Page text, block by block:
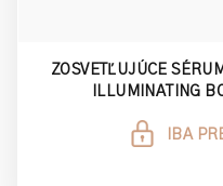
ZOSVETĽUJÚCE
ILLUMINATING
IBA